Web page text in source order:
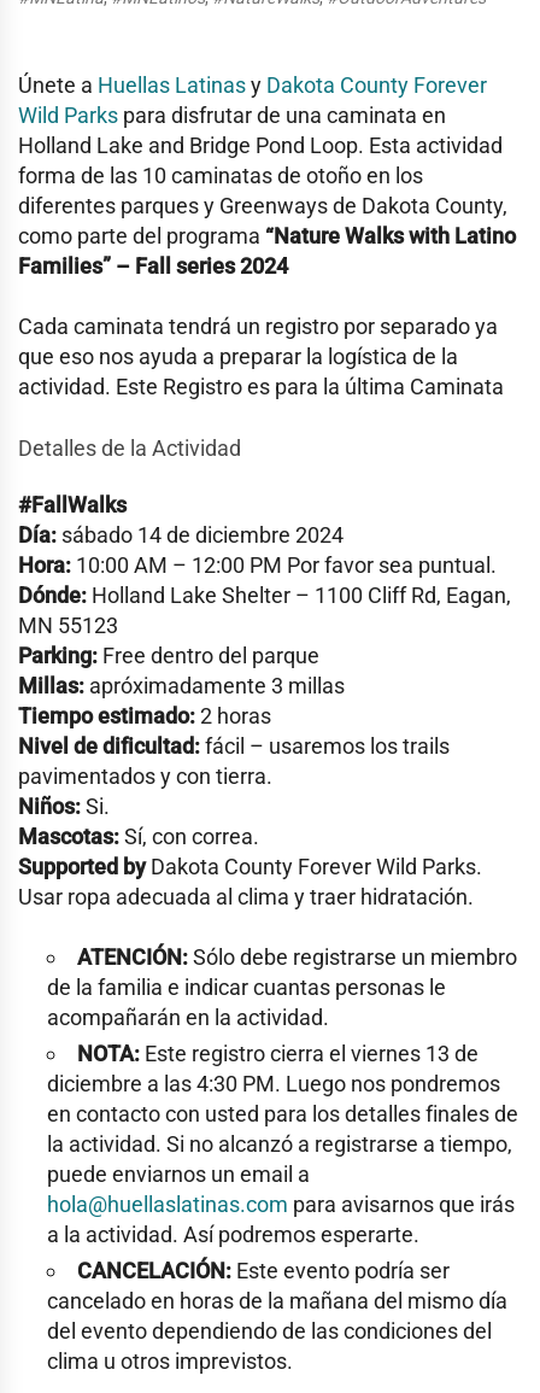
Únete a Huellas Latinasy Dakota County Forever
Wild Parks para disfrutar de una caminata en
Holland Lake and Bridge Pond Loop. Esta actividad
forma de las 10 caminatas de otoño en los
diferentes parques y Greenways de Dakota County,
como parte del programa “Nature Walks with Latino
Families” – Fall series 2024
Cada caminata tendrá un registro por separado ya
que eso nos ayuda a preparar la logística de la
actividad. Este Registro es para la última Caminata
Detalles de la Actividad
#FallWalks
Día: sábado 14 de diciembre 2024
Hora: 10:00 AM – 12:00 PM Por favor sea puntual.
Dónde: Holland Lake Shelter – 1100 Cliff Rd, Eagan,
MN 55123
Parking: Free dentro del parque
Millas: apróximadamente 3 millas
Tiempo estimado:2 horas
Nivel de dificultad:fácil – usaremos los trails
pavimentados y con tierra.
Niños:Si.
Mascotas:Sí, con correa.
Supported byDakota County Forever Wild Parks.
Usar ropa adecuada al clima y traer hidratación.
ATENCIÓN:Sólo debe registrarse un miembro
de la familia e indicar cuantas personas le
acompañarán en la actividad.
NOTA: Este registro cierra el viernes 13 de
diciembre a las 4:30 PM. Luego nos pondremos
en contacto con usted para los detalles finales de
la actividad. Si no alcanzó a registrarse a tiempo,
puede enviarnos un email a
hola@huellaslatinas.com para avisarnos que irás
a la actividad. Así podremos esperarte.
CANCELACIÓN: Este evento podría ser
cancelado en horas de la mañana del mismo día
del evento dependiendo de las condiciones del
clima u otros imprevistos.